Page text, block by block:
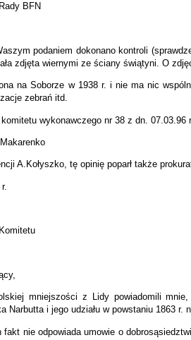
BFN
podaniem dokonano kontroli
zdjęta wiernymi ze ściany świątyni. O
na Soborze w 1938 r. i nie ma nic
zebrań itd.
wykonawczego nr 38 z dn. 07.03.96
A.Kołyszko, tę opinię poparł także
mniejszości z Lidy powiadomili
Narbutta i jego udziału w powstaniu 1863
fakt nie odpowiada umowie o